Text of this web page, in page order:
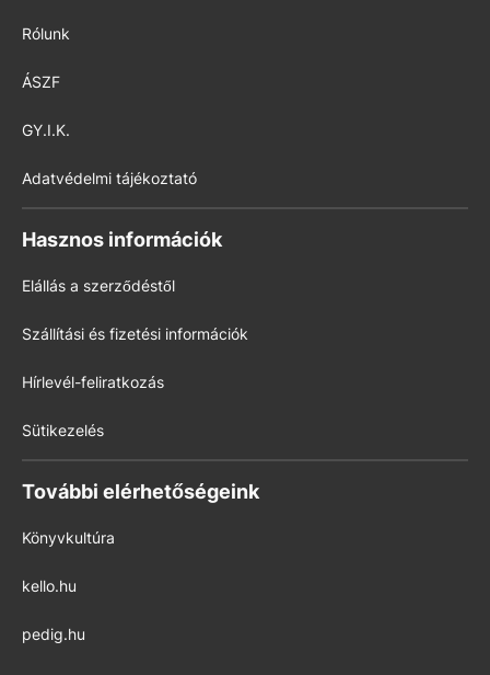
Rólunk
ÁSZF
GY.I.K.
Adatvédelmi tájékoztató
Hasznos információk
Elállás a szerződéstől
Szállítási és fizetési információk
Hírlevél-feliratkozás
Sütikezelés
További elérhetőségeink
Könyvkultúra
kello.hu
pedig.hu